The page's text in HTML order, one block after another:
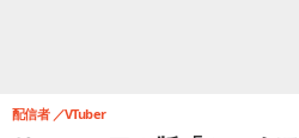
配信者 VTuber